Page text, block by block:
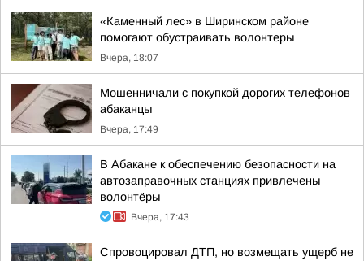
«Каменный лес» в Ширинском районе
помогают обустраивать волонтеры
Вчера, 18:07
Мошенничали с покупкой дорогих телефонов
абаканцы
Вчера, 17:49
В Абакане к обеспечению безопасности на
автозаправочных станциях привлечены
волонтёры
Вчера, 17:43
Спровоцировал ДТП, но возмещать ущерб не